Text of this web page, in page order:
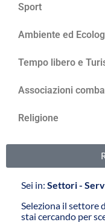
Sport
Ambiente ed
Tempo libero e
Associazioni
Religione
Sei in: Settori -
Seleziona il settore
stai cercando per